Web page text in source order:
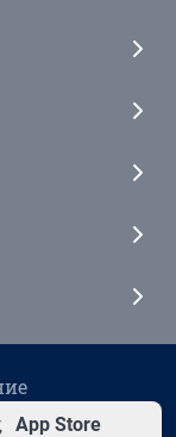
App Store